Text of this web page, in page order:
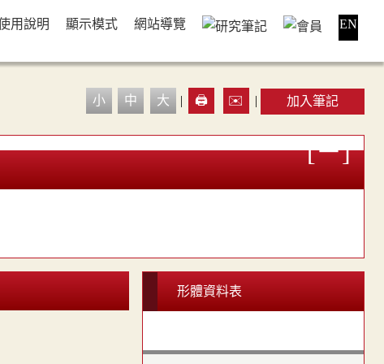
用說明 顯示模式 網站導覽 EN
小 中 大 | 🖨️ ✉️ | 加入筆記
形體資料表